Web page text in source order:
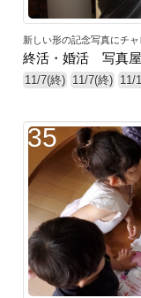
新しい形の記念写真にチ
終活・婚活 写真
11/7(終) 11/7(終) 11/
35